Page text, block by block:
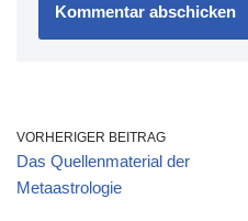
VORHERIGER BEITRAG
Das Quellenmaterial der
Metaastrologie